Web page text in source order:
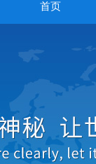
首页